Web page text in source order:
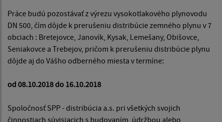
Práce budú pozostávať z výrezu vysokotlakového plynovodu
DN 500, čím dôjde k prerušeniu distribúcie zemného plynu v 7
obciach : Bretejovce, Janovík, Kysak, Lemešany, Obišovce,
Seniakovce a Trebejov, pričom k prerušeniu distribúcie plynu
dôjde aj do Vášho odberného miesta v termíne:
od 08.10.2018 do 16.10.2018
Spoločnosť SPP - distribúcia a.s. pri všetkých svojich
činnostiach súvisiacich s budovaním, údržbou alebo